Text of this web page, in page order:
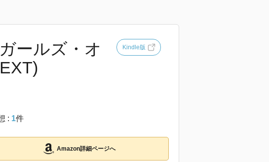
ールズ・オ
Kindle版
: 1件
Amazon詳細ページへ